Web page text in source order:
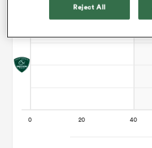
Reject All